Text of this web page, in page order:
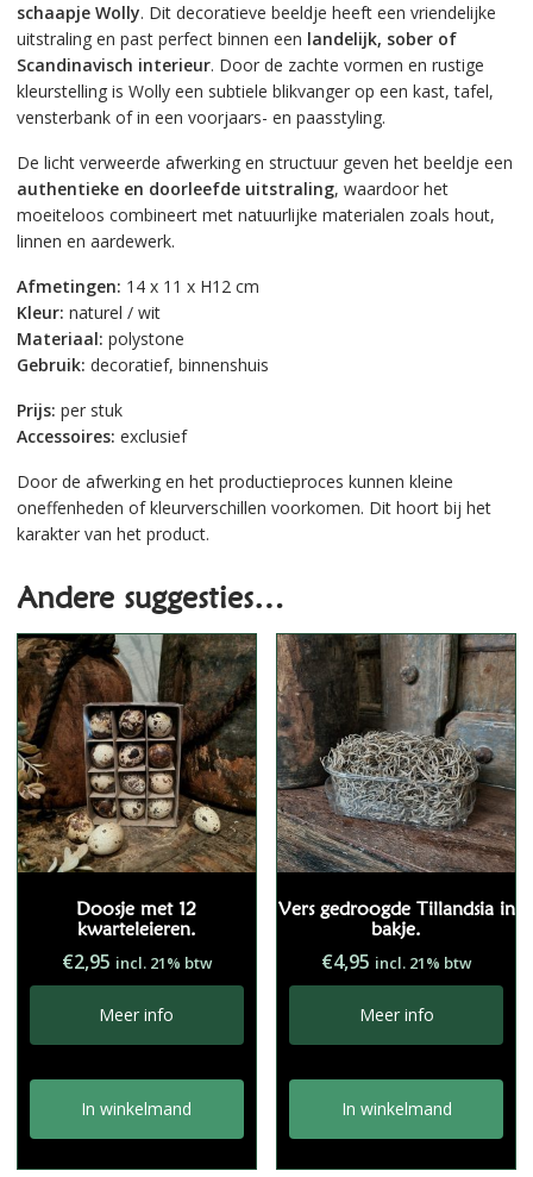
schaapje Wolly. Dit decoratieve beeldje heeft een vriendelijke
uitstraling en past perfect binnen een landelijk, sober of
Scandinavisch interieur. Door de zachte vormen en rustige
kleurstelling is Wolly een subtiele blikvanger op een kast, tafel,
vensterbank of in een voorjaars- en paasstyling.
De licht verweerde afwerking en structuur geven het beeldje een
authentieke en doorleefde uitstraling, waardoor het
moeiteloos combineert met natuurlijke materialen zoals hout,
linnen en aardewerk.
Afmetingen: 14 x 11 x H12 cm
Kleur: naturel / wit
Materiaal: polystone
Gebruik: decoratief, binnenshuis
Prijs: per stuk
Accessoires: exclusief
Door de afwerking en het productieproces kunnen kleine
oneffenheden of kleurverschillen voorkomen. Dit hoort bij het
karakter van het product.
Andere suggesties…
Doosje met 12
kwarteleieren.
€2,95 incl. 21% btw
Meer info
In winkelmand
Vers gedroogde Tillandsia in
bakje.
€4,95 incl. 21% btw
Meer info
In winkelmand